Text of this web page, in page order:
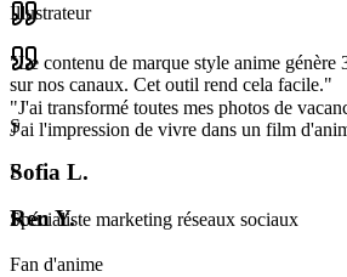
"Le contenu de marque style anime génère
sur nos canaux. Cet outil rend cela facile."
S
Sofia L.
Spécialiste marketing réseaux sociaux
Illustrateur
"J'ai transformé toutes mes photos de
J'ai l'impression de vivre dans un film
R
Ren Y.
Fan d'anime